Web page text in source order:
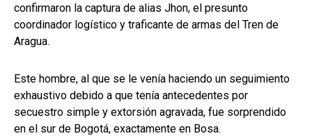
confirmaron la captura de alias Jhon, el presunto
coordinador logístico y traficante de armas del Tren de
Aragua.
Este hombre, al que se le venía haciendo un seguimiento
exhaustivo debido a que tenía antecedentes por
secuestro simple y extorsión agravada, fue sorprendido
en el sur de Bogotá, exactamente en Bosa.